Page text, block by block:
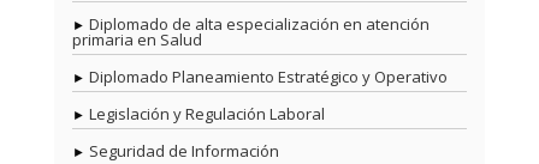
Diplomado de alta especialización en atención
primaria en Salud
Diplomado Planeamiento Estratégico y Operativo
Legislación y Regulación Laboral
Seguridad de Información